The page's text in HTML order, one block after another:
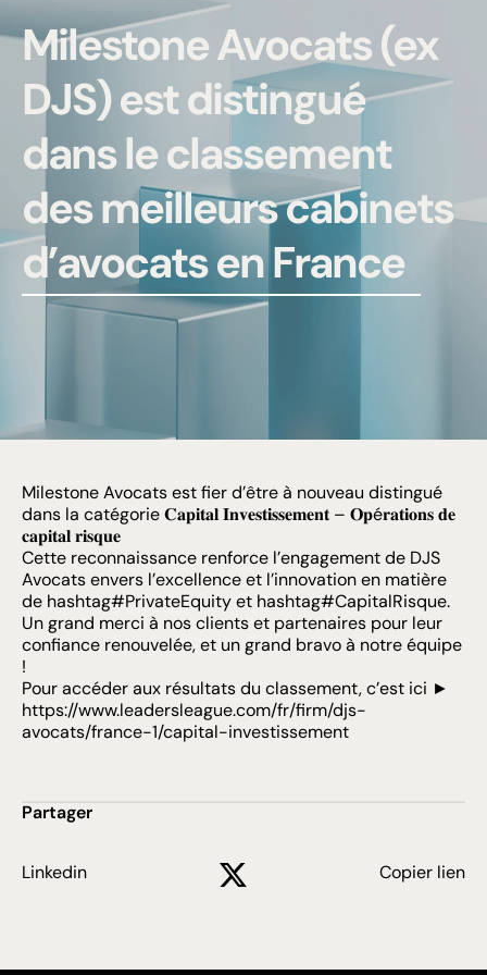
Milestone Avocats (ex
DJS) est distingué
dans le classement
des meilleurs cabinets
d’avocats en France
Partager
Linkedin Copier lien
Milestone Avocats est fier d’être à nouveau distingué
dans la catégorie 𝐂𝐚𝐩𝐢𝐭𝐚𝐥 𝐈𝐧𝐯𝐞𝐬𝐭𝐢𝐬𝐬𝐞𝐦𝐞𝐧𝐭 – 𝐎𝐩é𝐫𝐚𝐭𝐢𝐨𝐧𝐬 𝐝𝐞
𝐜𝐚𝐩𝐢𝐭𝐚𝐥 𝐫𝐢𝐬𝐪𝐮𝐞
Cette reconnaissance renforce l’engagement de DJS
Avocats envers l’excellence et l’innovation en matière
de hashtag#PrivateEquity et hashtag#CapitalRisque.
Un grand merci à nos clients et partenaires pour leur
confiance renouvelée, et un grand bravo à notre équipe
!
Pour accéder aux résultats du classement, c’est ici ►
https://www.leadersleague.com/fr/firm/djs-
avocats/france-1/capital-investissement